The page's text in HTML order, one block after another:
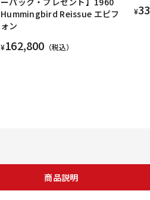
Hummingbird Reissue エピフ
ォン
¥162,800 （税込）
¥
商品説明